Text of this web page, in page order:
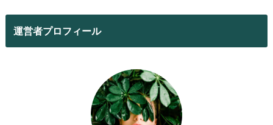
運営者プロフィール